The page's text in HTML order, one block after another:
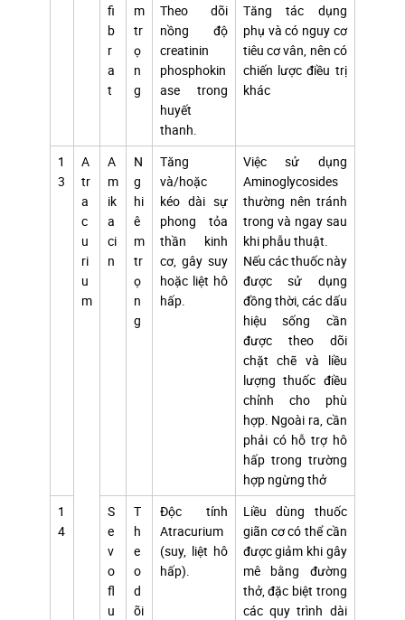
fi
b
r
a
t
m
tr
ọ
n
g
Theo dõi
nồng độ
creatinin
phosphokin
ase trong
huyết
thanh.
Tăng tác dụng
phụ và có nguy cơ
tiêu cơ vân, nên có
chiến lược điều trị
khác
1
3
A
tr
a
c
u
ri
u
m
A
m
ik
a
ci
n
N
g
hi
ê
m
tr
ọ
n
g
Tăng
và/hoặc
kéo dài sự
phong tỏa
thần kinh
cơ, gây suy
hoặc liệt hô
hấp.
Việc sử dụng
Aminoglycosides
thường nên tránh
trong và ngay sau
khi phẫu thuật.
Nếu các thuốc này
được sử dụng
đồng thời, các dấu
hiệu sống cần
được theo dõi
chặt chẽ và liều
lượng thuốc điều
chỉnh cho phù
hợp. Ngoài ra, cần
phải có hỗ trợ hô
hấp trong trường
hợp ngừng thở
1
4
S
e
v
o
fl
u
T
h
e
o
d
õi
Độc tính
Atracurium
(suy, liệt hô
hấp).
Liều dùng thuốc
giãn cơ có thể cần
được giảm khi gây
mê bằng đường
thở, đặc biệt trong
các quy trình dài